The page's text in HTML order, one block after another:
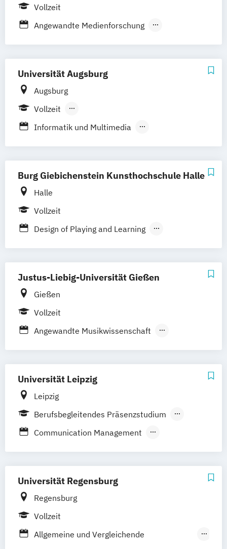
Marketing (DE/EN)
Vollzeit
Angewandte Medienforschung
Kunst (Lehramt)
Medienforschung
Medienpraxis
Medieninformatik
Universität Augsburg
Augsburg
Vollzeit
Berufsbegleitendes Präsenzstudium
Informatik und Multimedia
Lehramt Musik
Medien und Kommunikation
Musik (verschiedene Studienrichtungen)
Musiktherapie
Musikvermittlung/Konzertpädagogik
Burg Giebichenstein Kunsthochschule Halle
Halle
Vollzeit
Design of Playing and Learning
Plastik
Product Design and Applied Art (Porcelain
Ceramics and Glass)
Justus-Liebig-Universität Gießen
Gießen
Vollzeit
Angewandte Musikwissenschaft
Universität Leipzig
Leipzig
Berufsbegleitendes Präsenzstudium
Vollzeit
Communication Management
Kommunikations- und Medienwissenschaft
Kunstgeschichte
Lehramt Kunst
Literarisches Schreiben
Universität Regensburg
Regensburg
Vollzeit
Allgemeine und Vergleichende